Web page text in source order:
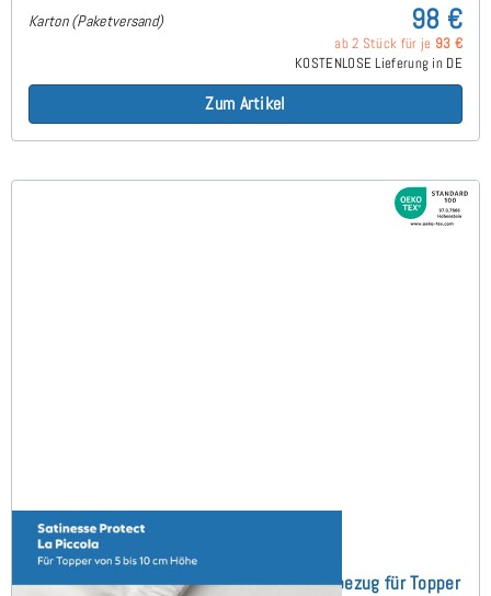
Karton (Paketversand) 98 €
ab 2 Stück für je 93 €
KOSTENLOSE Lieferung in DE
Zum Artikel
Satinesse Protect Wasserdichter Schonbezug für Topper